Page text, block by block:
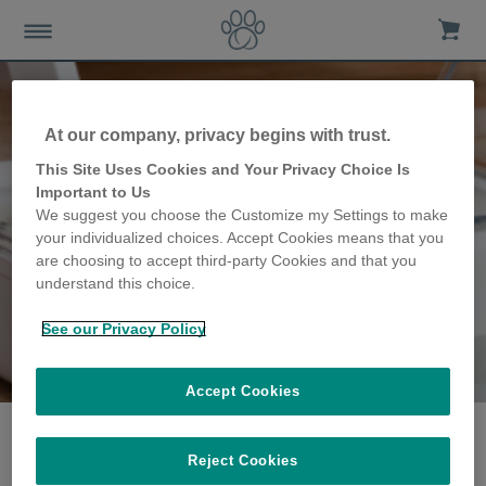
Die Spannagel Familie
erzählen ihre Geschichte
At our company, privacy begins with trust.
This Site Uses Cookies and Your Privacy Choice Is
Important to Us
We suggest you choose the Customize my Settings to make
your individualized choices. Accept Cookies means that you
are choosing to accept third-party Cookies and that you
understand this choice.
See our Privacy Policy
Reject Cookies
Accept Cookies